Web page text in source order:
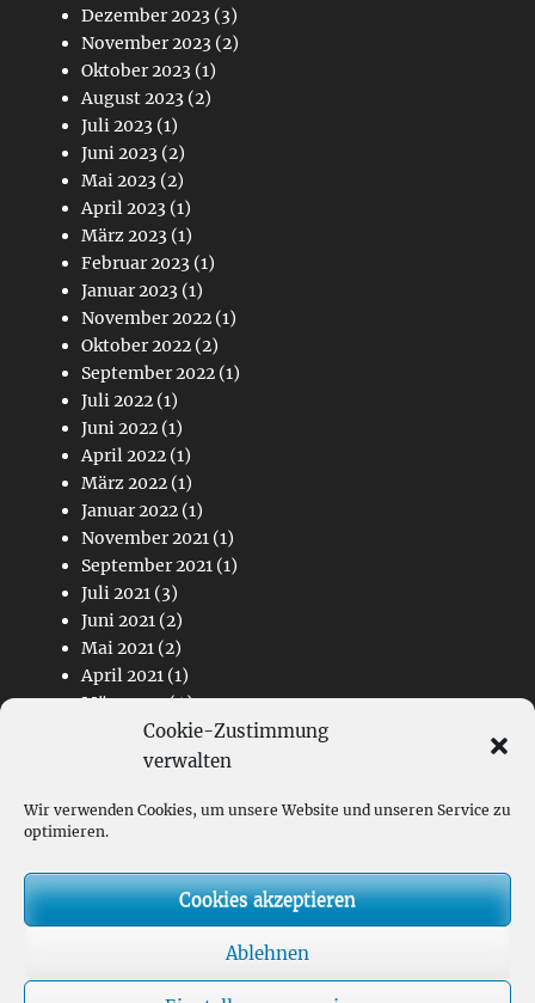
Cookie-Zustimmung
verwalten
Wir verwenden Cookies, um unsere Website und unseren Service zu
optimieren.
Cookies akzeptieren
Ablehnen
Dezember 2023 (3)
November 2023 (2)
Oktober 2023 (1)
August 2023 (2)
Juli 2023 (1)
Juni 2023 (2)
Mai 2023 (2)
April 2023 (1)
März 2023 (1)
Februar 2023 (1)
Januar 2023 (1)
November 2022 (1)
Oktober 2022 (2)
September 2022 (1)
Juli 2022 (1)
Juni 2022 (1)
April 2022 (1)
März 2022 (1)
Januar 2022 (1)
November 2021 (1)
September 2021 (1)
Juli 2021 (3)
Juni 2021 (2)
Mai 2021 (2)
April 2021 (1)
März 2021(4)
Februar 2021(2)
November 2020(1)
Links
Kontakt
Impressum
Datenschutz